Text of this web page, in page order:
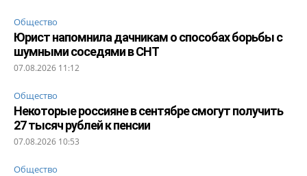
Общество
Юрист напомнила дачникам о способах борьбы с
шумными соседями в СНТ
07.08.2026 11:12
Общество
Некоторые россияне в сентябре смогут получить
27 тысяч рублей к пенсии
07.08.2026 10:53
Общество